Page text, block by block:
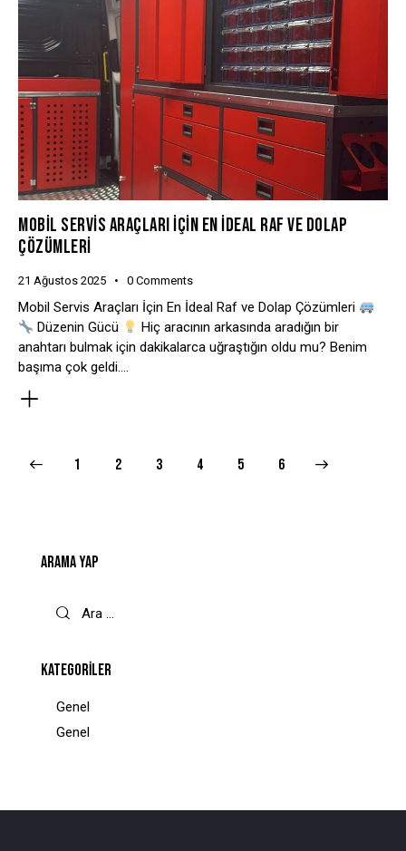
MOBIL SERVIS ARAÇLARI İÇIN EN İDEAL RAF VE DOLAP
ÇÖZÜMLERI
21 Ağustos 2025 0 Comments
Mobil Servis Araçları İçin En İdeal Raf ve Dolap Çözümleri
Düzenin Gücü
Hiç aracının arkasında aradığın bir
anahtarı bulmak için dakikalarca uğraştığın oldu mu? Benim
başıma çok geldi.…
1 2 3 4 5 6
ARAMA YAP
KATEGORILER
Genel
Genel